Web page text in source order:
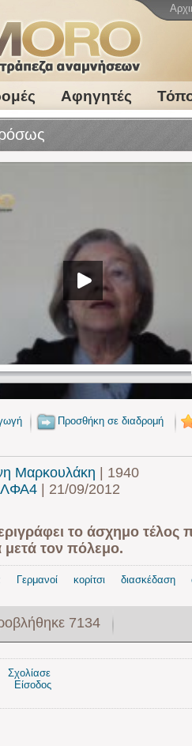
Αφηγητές
Προσθήκη σε διαδρομή
Μαρκουλάκη | 1940
| 21/09/2012
το άσχημο τέλος
τον πόλεμο.
Γερμανοί κορίτσι διασκέδαση
7134
Σχολίασε
Είσοδος